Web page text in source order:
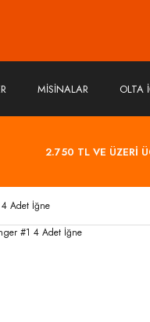
MİSİNALAR OLTA
2.750 TL VE ÜZERİ
Adet İğne